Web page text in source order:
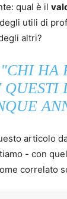
qual è il
utili di
altri?
HA
articolo
- con
correlato